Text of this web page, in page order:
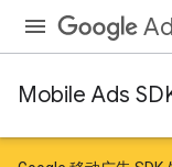
Mobile Ads